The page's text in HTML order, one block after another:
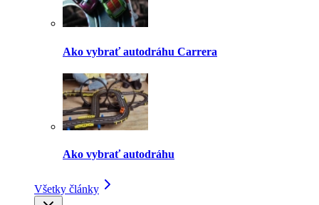
Ako vybrať autodráhu Carrera
Ako vybrať autodráhu
Všetky články